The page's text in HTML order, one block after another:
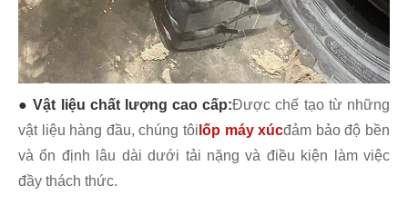
● Vật liệu chất lượng cao cấp:Được chế tạo từ những
vật liệu hàng đầu, chúng tôi lốp máy xúcđảm bảo độ bền
và ổn định lâu dài dưới tải nặng và điều kiện làm việc
đầy thách thức.